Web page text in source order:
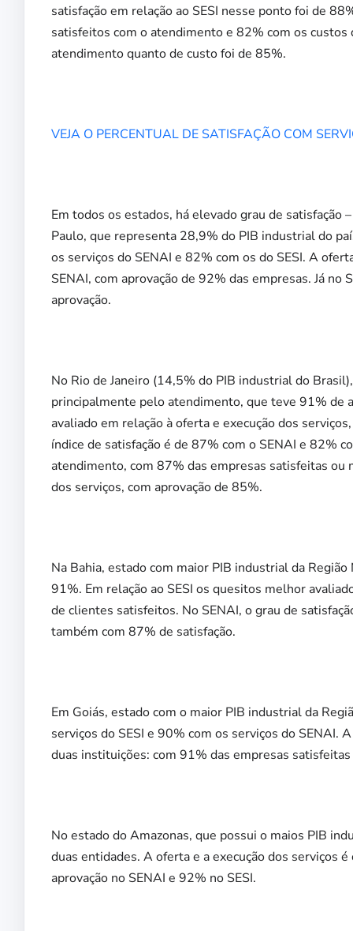
satisfação em relação ao SESI nesse ponto foi de
satisfeitos com o atendimento e 82% com os custos
atendimento quanto de custo foi de 85%.
VEJA O PERCENTUAL DE SATISFAÇÃO COM
Em todos os estados, há elevado grau de satisfação
Paulo, que representa 28,9% do PIB industrial do
os serviços do SENAI e 82% com os do SESI. A
SENAI, com aprovação de 92% das empresas. Já
aprovação.
No Rio de Janeiro (14,5% do PIB industrial do
principalmente pelo atendimento, que teve 91% de
avaliado em relação à oferta e execução dos
índice de satisfação é de 87% com o SENAI e 82%
atendimento, com 87% das empresas satisfeitas ou
dos serviços, com aprovação de 85%.
Na Bahia, estado com maior PIB industrial da
91%. Em relação ao SESI os quesitos melhor
de clientes satisfeitos. No SENAI, o grau de
também com 87% de satisfação.
Em Goiás, estado com o maior PIB industrial da
serviços do SESI e 90% com os serviços do SENAI.
duas instituições: com 91% das empresas
No estado do Amazonas, que possui o maios PIB
duas entidades. A oferta e a execução dos serviços
aprovação no SENAI e 92% no SESI.